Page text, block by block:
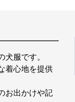
服です。
着心地を提供
お出かけや記